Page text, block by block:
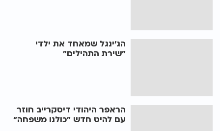
הג'ינגל שמאחד את ילדי
"שירת התהילים"
הראפר היהודי דיסקרייב חוזר
עם להיט חדש "כולנו משפחה"